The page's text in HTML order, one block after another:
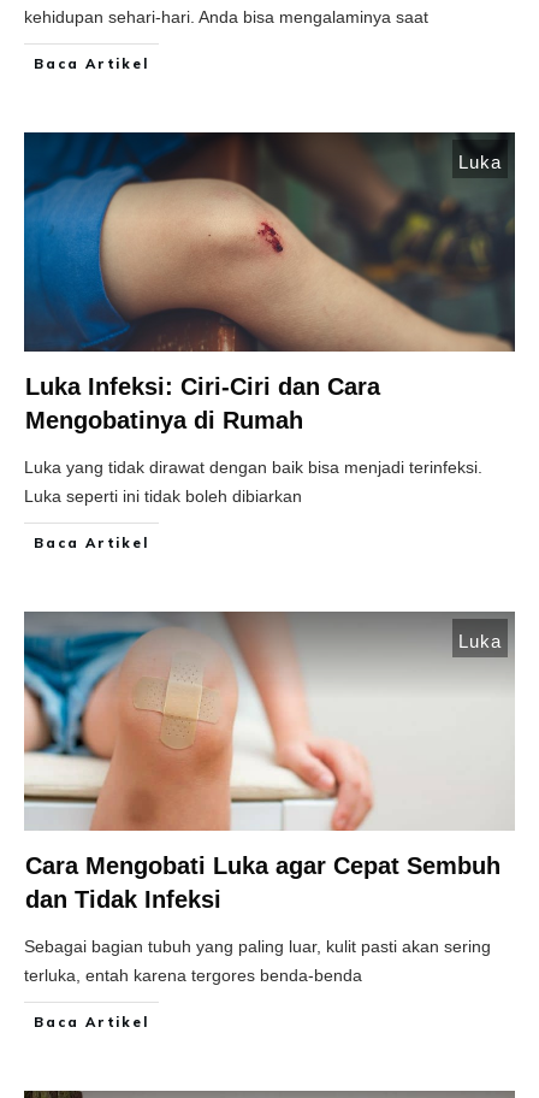
kehidupan sehari-hari. Anda bisa mengalaminya saat
Baca Artikel
Luka
Luka Infeksi: Ciri-Ciri dan Cara
Mengobatinya di Rumah
Luka yang tidak dirawat dengan baik bisa menjadi terinfeksi.
Luka seperti ini tidak boleh dibiarkan
Baca Artikel
Luka
Cara Mengobati Luka agar Cepat Sembuh
dan Tidak Infeksi
Sebagai bagian tubuh yang paling luar, kulit pasti akan sering
terluka, entah karena tergores benda-benda
Baca Artikel